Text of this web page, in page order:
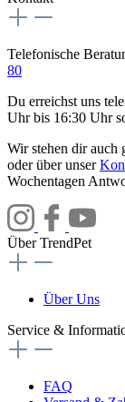
Telefonische
80
Du erreichst uns
Uhr bis 16:30 Uhr
Wir stehen dir auch
oder über unser
Wochentagen
Über TrendPet
Über Uns
Service &
FAQ